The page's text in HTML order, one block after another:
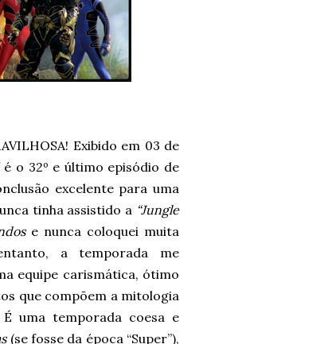
Exibido em 03 de
é o 32º e último episódio de
excelente para uma
tinha assistido a “Jungle
e nunca coloquei muita
a temporada me
equipe carismática, ótimo
que compõem a mitologia
uma temporada coesa e
(se fosse da época “Super”),